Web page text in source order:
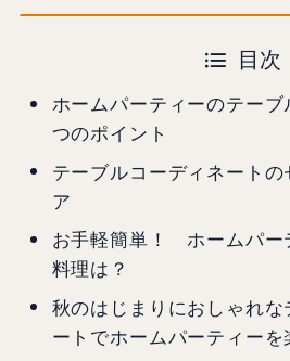
目次
ホームパーティーのテー
つのポイント
テーブルコーディネート
ア
お手軽簡単！ ホームパー
料理は？
秋のはじまりにおしゃれ
ートでホームパーティーを